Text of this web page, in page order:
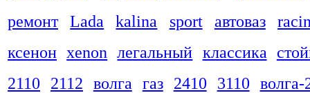
ремонт
Lada kalina sport автоваз
ксенон xenon легальный классика
2110
2112 волга газ 2410 3110 волга-